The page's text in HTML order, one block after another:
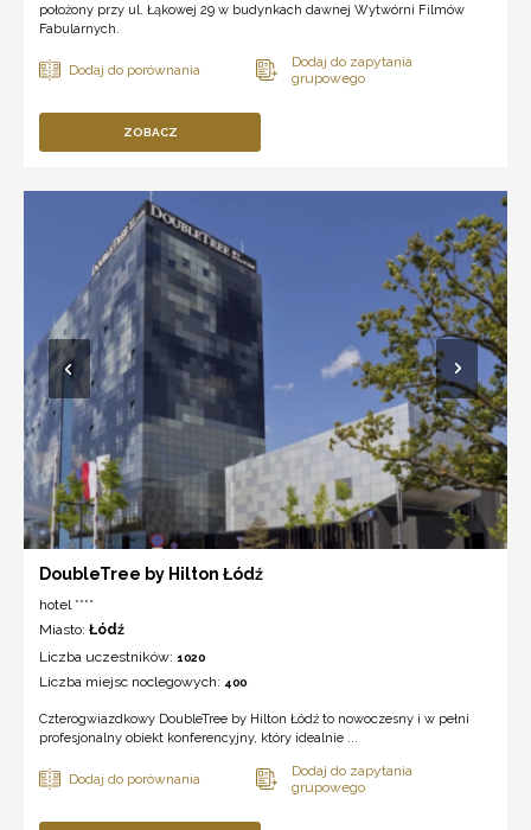
położony przy ul. Łąkowej 29 w budynkach dawnej Wytwórni Filmów
Fabularnych.
ZOBACZ
DoubleTree by Hilton Łódź
hotel ****
Miasto: Łódź
Liczba uczestników: 1020
Liczba miejsc noclegowych: 400
Czterogwiazdkowy DoubleTree by Hilton Łódź to nowoczesny i w pełni
profesjonalny obiekt konferencyjny, który idealnie ...